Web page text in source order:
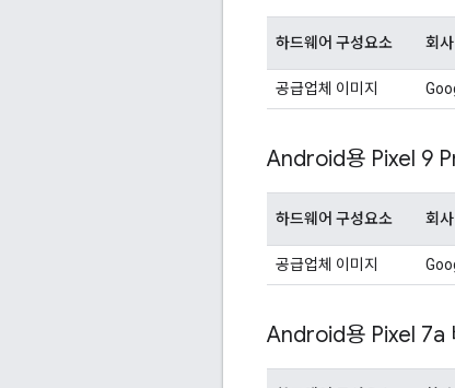
하드웨어 구성요소 회사
공급업체 이미지
Android용 Pixel 9
하드웨어 구성요소 회사
공급업체 이미지
Android용 Pixel 7a